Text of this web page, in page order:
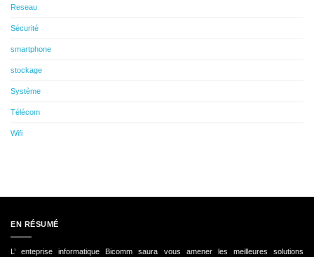
Reseau
Sécurité
smartphone
stockage
Système
Télécom
Wifi
EN RÉSUMÉ
L’ enteprise informatique Bicomm saura vous amener les meilleures solutions